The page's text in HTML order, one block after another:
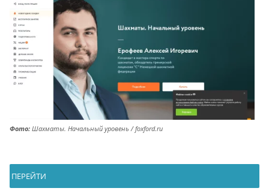
Фото:Шахматы. Начальный уровень / foxford.ru
ПЕРЕЙТИ